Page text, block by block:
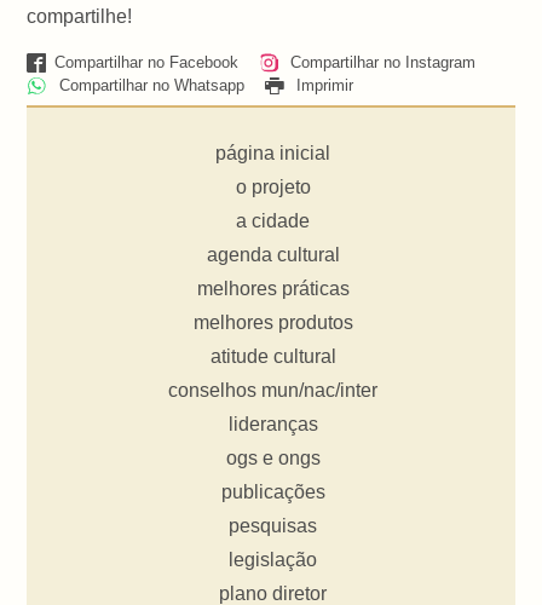
compartilhe!
Compartilhar no Facebook
Compartilhar no Instagram
Compartilhar no Whatsapp
Imprimir
página inicial
o projeto
a cidade
agenda cultural
melhores práticas
melhores produtos
atitude cultural
conselhos mun/nac/inter
lideranças
ogs e ongs
publicações
pesquisas
legislação
plano diretor